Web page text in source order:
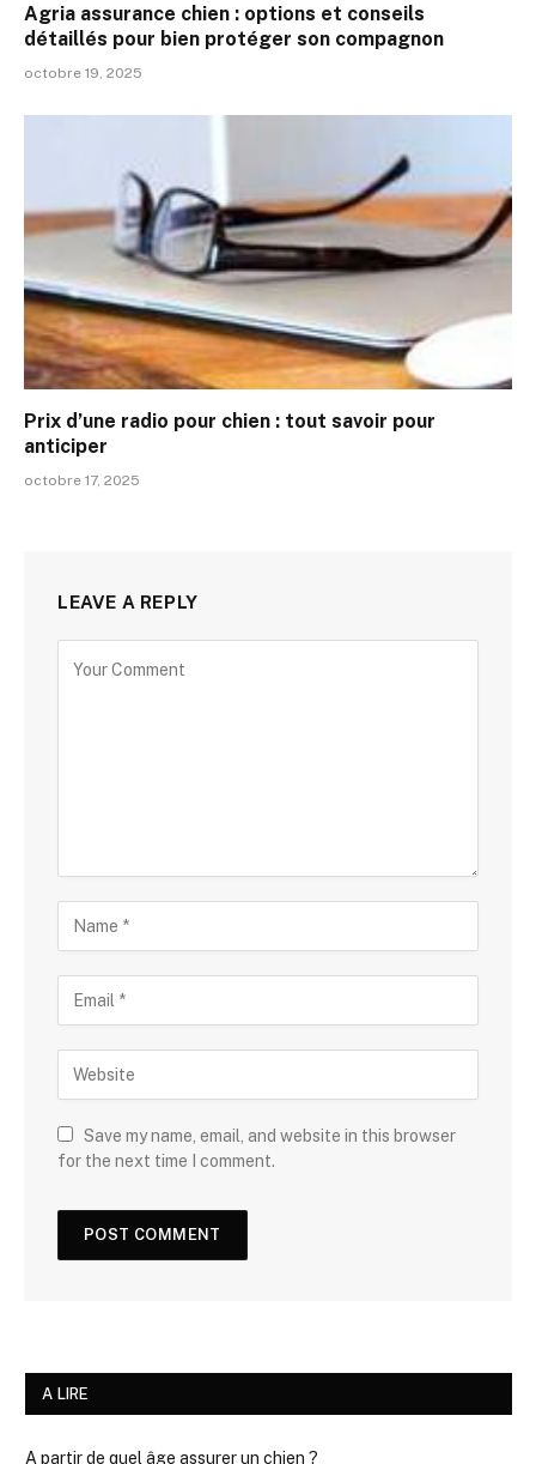
Agria assurance chien : options et conseils
détaillés pour bien protéger son compagnon
octobre 19, 2025
Prix d’une radio pour chien : tout savoir pour
anticiper
octobre 17, 2025
LEAVE A REPLY
Save my name, email, and website in this browser
for the next time I comment.
A LIRE
A partir de quel âge assurer un chien ?